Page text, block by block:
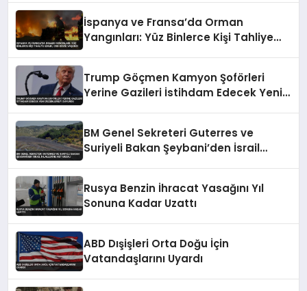
İspanya ve Fransa’da Orman
Yangınları: Yüz Binlerce Kişi Tahliye
Trump Göçmen Kamyon Şoförleri
Yerine Gazileri İstihdam Edecek Yeni
BM Genel Sekreteri Guterres ve
Suriyeli Bakan Şeybani’den İsrail
Rusya Benzin İhracat Yasağını Yıl
Sonuna Kadar Uzattı
ABD Dışişleri Orta Doğu İçin
Vatandaşlarını Uyardı